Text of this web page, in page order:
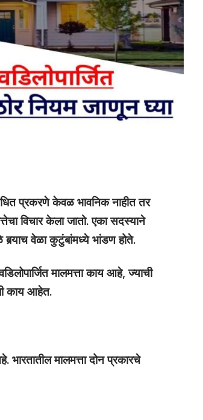
प्रकरणे केवळ भावनिक नाहीत तर
विचार केला जातो. एका सदस्याने
वेळा कुटुंबांमध्ये भांडण होते.
मालमत्ता काय आहे, ज्याची
काय आहेत.
मालमत्ता दोन प्रकारचे